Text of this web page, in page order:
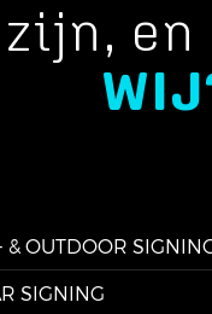
en
& OUTDOOR
SIGNING